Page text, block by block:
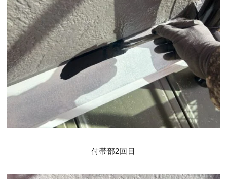
付帯部2回目